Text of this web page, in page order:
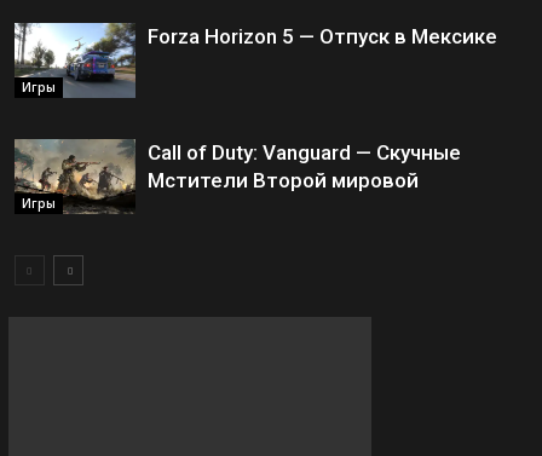
Игры
Forza Horizon 5 — Отпуск в Мексике
Игры
Call of Duty: Vanguard — Скучные
Мстители Второй мировой